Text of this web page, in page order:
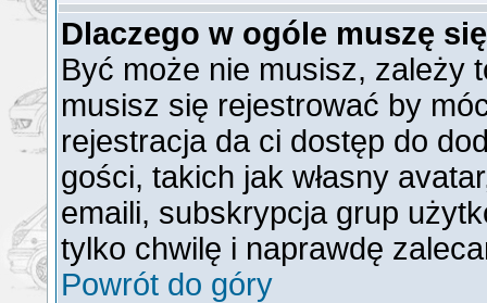
Dlaczego w ogóle muszę
Być może nie musisz, zależy
musisz się rejestrować by
rejestracja da ci dostęp do
gości, takich jak własny
emaili, subskrypcja grup
tylko chwilę i naprawdę
Powrót do góry